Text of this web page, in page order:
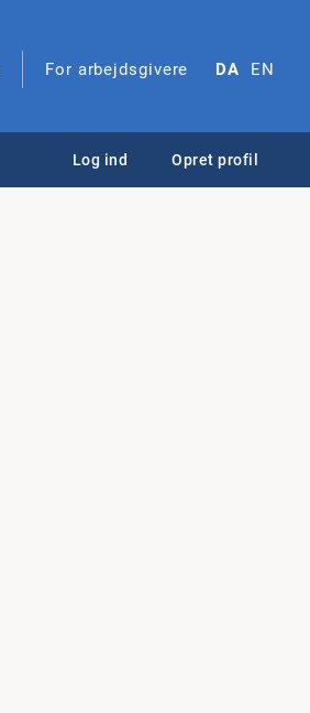
For arbejdsgivere DA EN
Log ind Opret profil